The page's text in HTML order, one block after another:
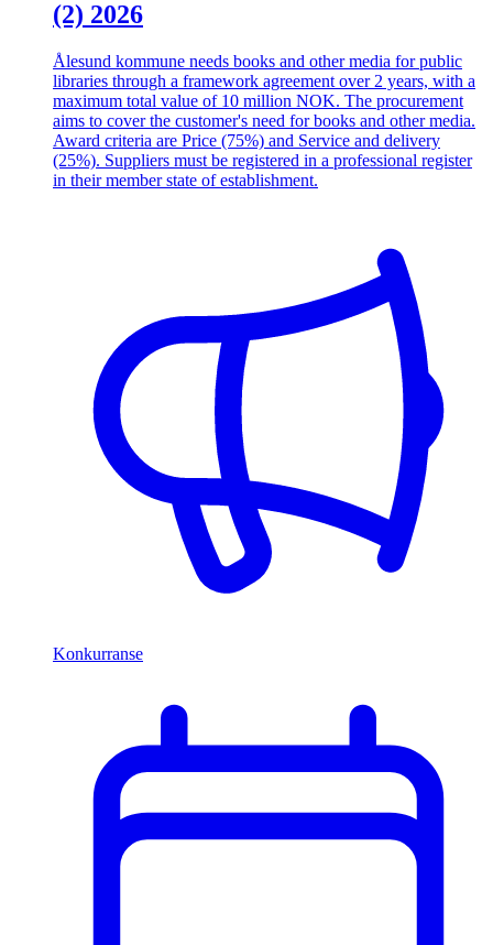
(2) 2026
Ålesund kommune needs books and other media for public
libraries through a framework agreement over 2 years, with a
maximum total value of 10 million NOK. The procurement
aims to cover the customer's need for books and other media.
Award criteria are Price (75%) and Service and delivery
(25%). Suppliers must be registered in a professional register
in their member state of establishment.
Konkurranse